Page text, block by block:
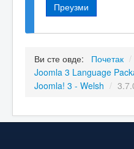
Преузми
Ви сте овде: Почетак /
Joomla 3 Language
Joomla! 3 - Welsh /